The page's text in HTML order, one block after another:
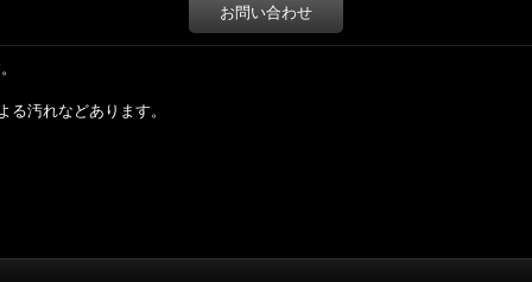
お問い合わせ
汚れなどあります。